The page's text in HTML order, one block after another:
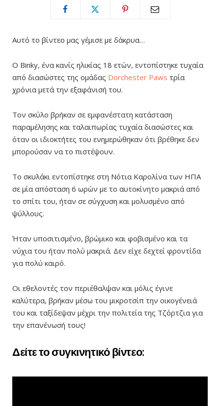
Αυτό το βίντεο μας γέμισε με δάκρυα…
Ο Binky, ένα κανίς ηλικίας 18 ετών, εντοπίστηκε τυχαία
από διασώστες της ομάδας Dorchester Paws τρία
χρόνια μετά την εξαφάνισή του.
Τον σκύλο βρήκαν σε εμφανέστατη κατάσταση
παραμέλησης και ταλαιπωρίας τυχαία διασώστες και
όταν οι ιδιοκτήτες του ενημερώθηκαν ότι βρέθηκε δεν
μπορούσαν να το πιστέψουν.
Το σκυλάκι εντοπίστηκε στη Νότια Καρολίνα των ΗΠΑ
σε μία απόσταση 6 ωρών με το αυτοκίνητο μακριά από
το σπίτι του, ήταν σε σύγχυση και μολυσμένο από
ψύλλους.
Ήταν υποσιτισμένο, βρώμικο και φοβισμένο και τα
νύχια του ήταν πολύ μακριά. Δεν είχε δεχτεί φροντίδα
για πολύ καιρό.
Οι εθελοντές τον περιέθαλψαν και μόλις έγινε
καλύτερα, βρήκαν μέσω του μικροτσίπ την οικογένειά
του και ταξίδεψαν μέχρι την πολιτεία της Τζόρτζια για
την επανένωσή τους!
Δείτε το συγκινητικό βίντεο: